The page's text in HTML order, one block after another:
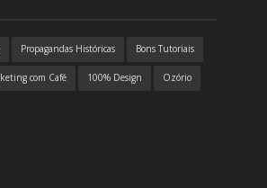
Propagandas Históricas Bons Tutoriais
com Café 100% Design Ozório